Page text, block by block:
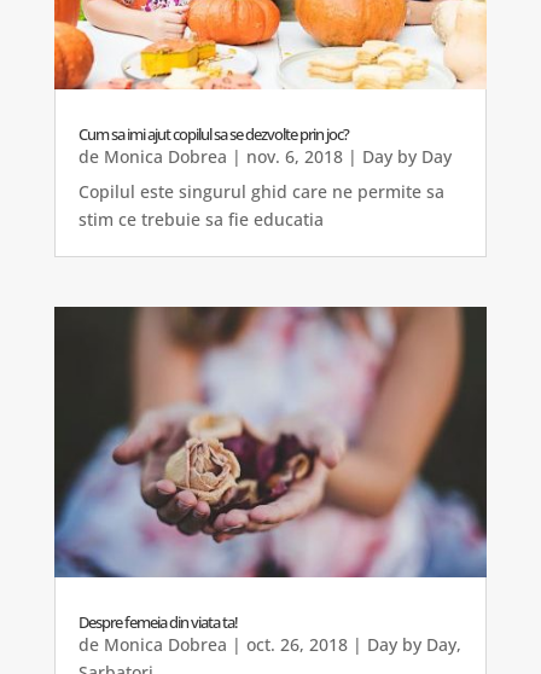
Cum sa imi ajut copilul sa se dezvolte prin joc?
de Monica Dobrea | nov. 6, 2018| Day by Day
Copilul este singurul ghid care ne permite sa
stim ce trebuie sa fie educatia
Despre femeia din viata ta!
de Monica Dobrea | oct. 26, 2018| Day by Day,